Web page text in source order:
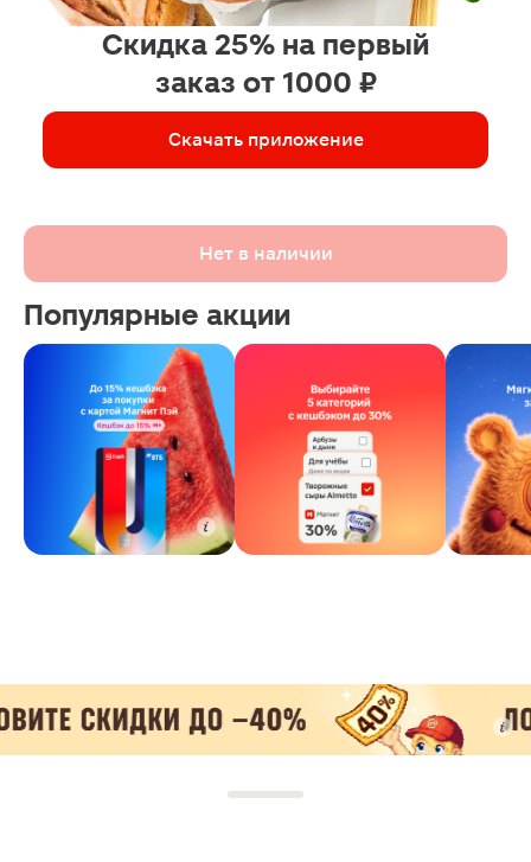
Скидка 25% на первый
заказ от 1000 ₽
Скачать приложение
Нет в наличии
Популярные акции